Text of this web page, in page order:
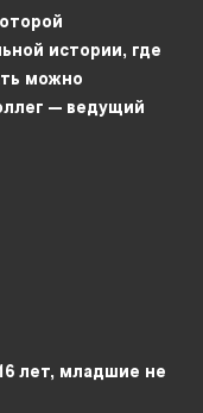
истории, где
можно
— ведущий
лет, младшие не